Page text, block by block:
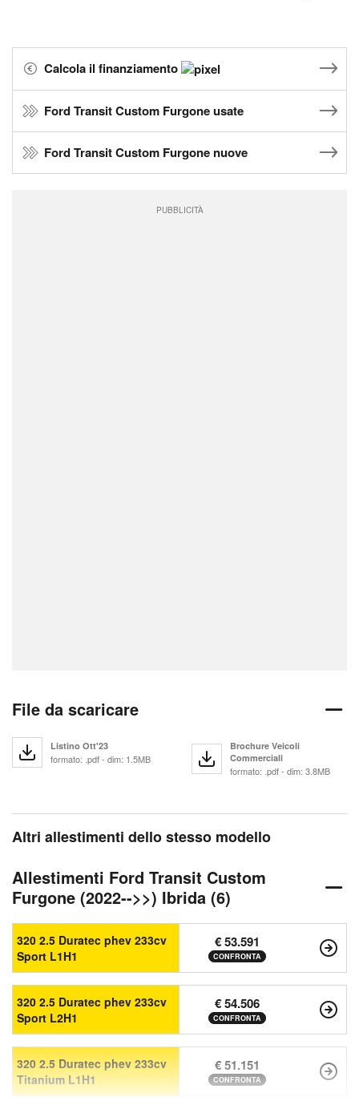
Calcola il finanziamento
Ford Transit Custom Furgone usate
Ford Transit Custom Furgone nuove
PUBBLICITÀ
File da scaricare
Listino Ott'23
formato: .pdf - dim: 1.5MB
Brochure Veicoli
Commerciali
formato: .pdf - dim: 3.8MB
Altri allestimenti dello stesso modello
Allestimenti Ford Transit Custom
Furgone (2022-->>) Ibrida (6)
320 2.5 Duratec phev 233cv
Sport L1H1
€ 53.591
CONFRONTA
320 2.5 Duratec phev 233cv
Sport L2H1
€ 54.506
CONFRONTA
320 2.5 Duratec phev 233cv
Titanium L1H1
€ 51.151
CONFRONTA